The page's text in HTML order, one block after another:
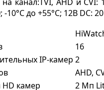
10°C до +55°C; 12В DC:
16
IP-камер 2
AHD,
камер
2 Мп